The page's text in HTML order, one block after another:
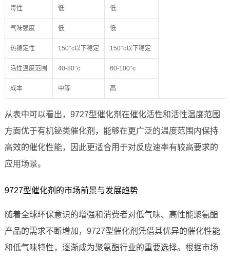
毒性 低 低
气味强度 低 低
热稳定性 150°c以下稳定 150°c以下稳定
活性温度范围 40-80°c 60-100°c
成本 中等 高
从表中可以看出，9727型催化剂在催化活性和活性温度范围
方面优于有机铋类催化剂，能够在更广泛的温度范围内保持
高效的催化性能，因此更适合用于对反应速率有较高要求的
应用场景。
9727型催化剂的市场前景与发展趋势
随着全球环保意识的增强和消费者对低气味、高性能聚氨酯
产品的需求不断增加，9727型催化剂凭借其优异的催化性能
和低气味特性，逐渐成为聚氨酯行业的重要选择。根据市场